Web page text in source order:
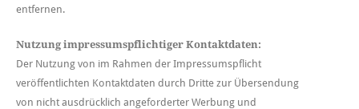
entfernen.
Nutzung impressumspflichtiger Kontaktdaten:
Der Nutzung von im Rahmen der Impressumspflicht
veröffentlichten Kontaktdaten durch Dritte zur Übersendung
von nicht ausdrücklich angeforderter Werbung und